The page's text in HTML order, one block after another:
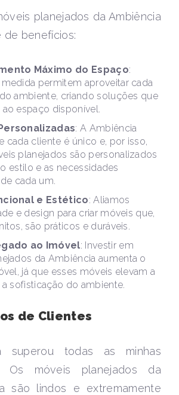
planejados da Ambiência
de benefícios:
Máximo do Espaço:
permitem aproveitar cada
ambiente, criando soluções que
espaço disponível.
: A Ambiência
cada cliente é único e, por isso,
planejados são personalizados
estilo e as necessidades
cada um.
e Estético: Aliamos
e design para criar móveis que,
são práticos e duráveis.
ao Imóvel: Investir em
da Ambiência aumenta o
já que esses móveis elevam a
sofisticação do ambiente.
de Clientes
superou todas as minhas
Os móveis planejados da
são lindos e extremamente